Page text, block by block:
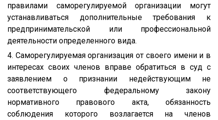
правилами саморегулируемой организации могут
устанавливаться дополнительные требования к
предпринимательской или профессиональной
деятельности определенного вида.
4. Саморегулируемая организация от своего имени и в
интересах своих членов вправе обратиться в суд с
заявлением о признании недействующим не
соответствующего федеральному закону
нормативного правового акта, обязанность
соблюдения которого возлагается на членов